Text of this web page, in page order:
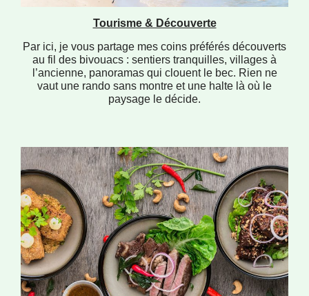
Tourisme & Découverte
Par ici, je vous partage mes coins préférés découverts
au fil des bivouacs : sentiers tranquilles, villages à
l’ancienne, panoramas qui clouent le bec. Rien ne
vaut une rando sans montre et une halte là où le
paysage le décide.